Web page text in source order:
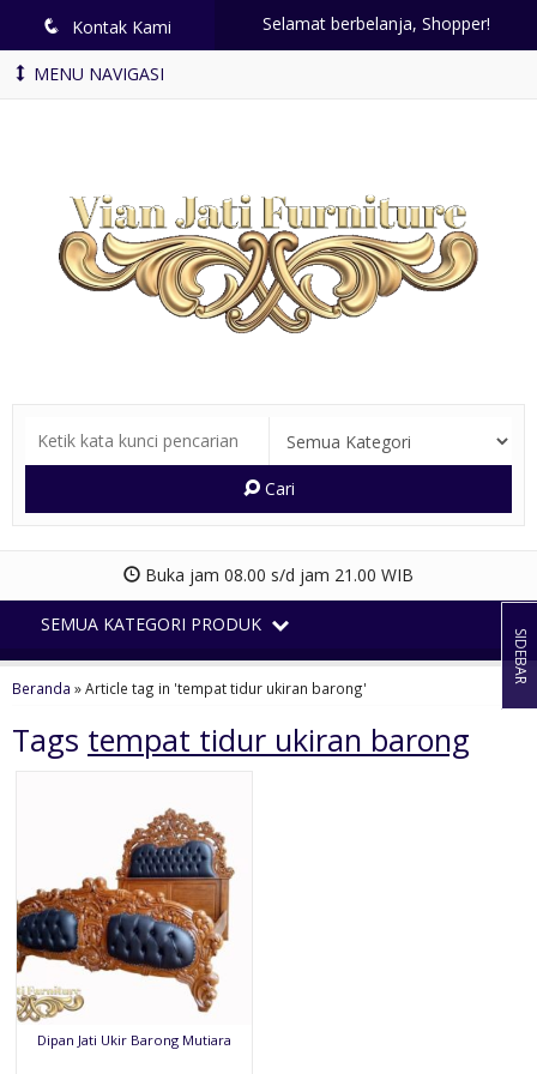
q Kontak Kami Selamat berbelanja, Shopper!
MENU NAVIGASI
Cari
Buka jam 08.00 s/d jam 21.00 WIB
SEMUA KATEGORI PRODUK
Beranda »Article tag in 'tempat tidur ukiran barong'
Tags tempat tidur ukiran barong
Dipan Jati Ukir Barong Mutiara
SIDEBAR